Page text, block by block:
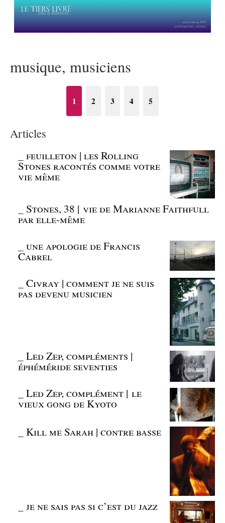
musique, musiciens
1 2 3 4 5
Articles
_feuilleton | les Rolling
Stones racontés comme votre
vie même
Stones, 38 | vie de Marianne Faithfull
par elle-même
_une apologie de Francis
Cabrel
_Civray | comment je ne suis
pas devenu musicien
_Led Zep, compléments |
éphéméride seventies
_Led Zep, complément | le
vieux gong de Kyoto
_Kill me Sarah | contre basse
_je ne sais pas si c’est du jazz